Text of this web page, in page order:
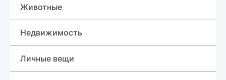
Готовый бизнес
Товары для бизнеса
Спорт, туризм и отдых
Для быта
Животные
Недвижимость
Дома, квартиры, дачи, коттеджи
Личные вещи